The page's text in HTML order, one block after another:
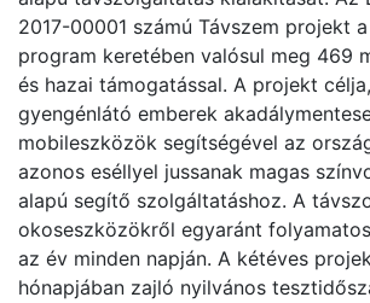
2017-00001 számú Távszem projekt
program keretében valósul meg 469
és hazai támogatással. A projekt
gyengénlátó emberek
mobileszközök segítségével az
azonos eséllyel jussanak magas
alapú segítő szolgáltatáshoz. A
okoseszközökről egyaránt
az év minden napján. A kétéves
hónapjában zajló nyilvános